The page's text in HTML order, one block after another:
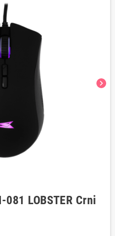
chevron_right
081 LOBSTER Crni